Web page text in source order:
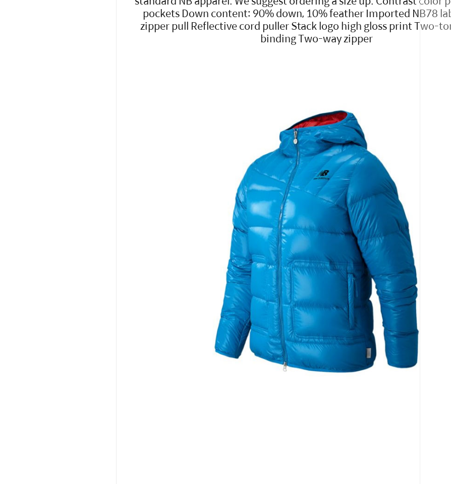
pockets Down content: 90% down, 10% feather Imported NB78
zipper pull Reflective cord puller Stack logo high gloss print Two-
binding Two-way zipper